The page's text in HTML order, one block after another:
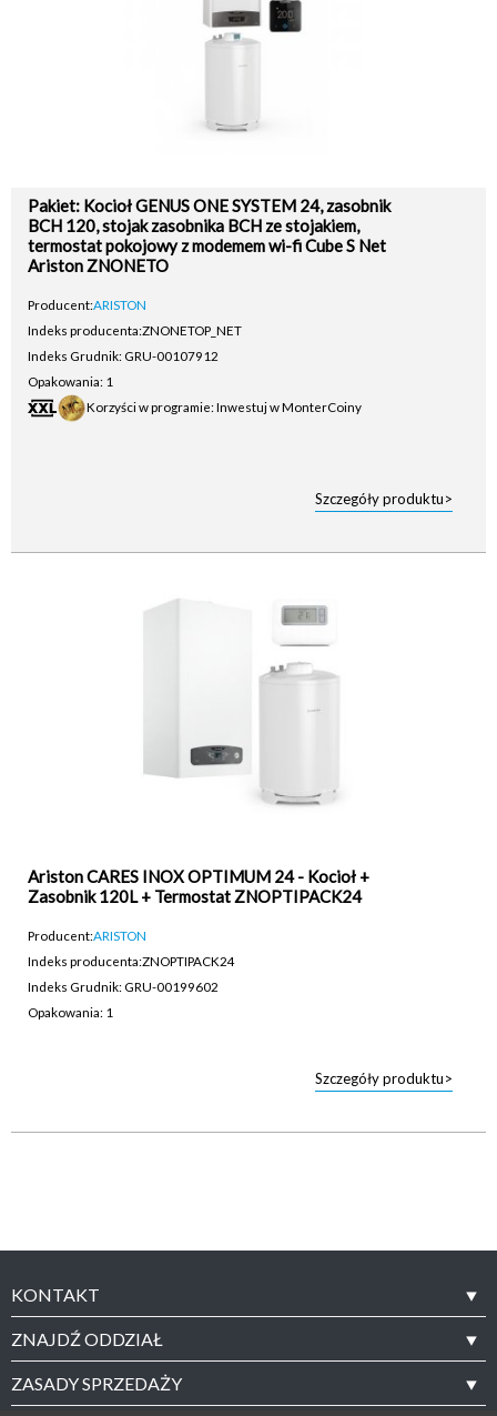
Pakiet: Kocioł GENUS ONE SYSTEM 24, zasobnik
BCH 120, stojak zasobnika BCH ze stojakiem,
termostat pokojowy z modemem wi-fi Cube S Net
Ariston ZNONETO
Producent:ARISTON
Indeks producenta:ZNONETOP_NET
Indeks Grudnik: GRU-00107912
Opakowania: 1
Korzyści w programie: Inwestuj w MonterCoiny
Szczegóły produktu>
Ariston CARES INOX OPTIMUM 24 - Kocioł +
Zasobnik 120L + Termostat ZNOPTIPACK24
Producent:ARISTON
Indeks producenta:ZNOPTIPACK24
Indeks Grudnik: GRU-00199602
Opakowania: 1
Szczegóły produktu>
KONTAKT
ZNAJDŹ ODDZIAŁ
ZASADY SPRZEDAŻY